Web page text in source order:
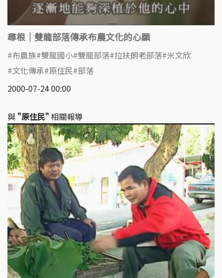
尋根｜雙龍部落傳承布農文化的心願
布農族 雙龍國小 雙龍部落 拉扶朗老部落 米文欣
文化傳承 原住民 部落
2000-07-24 00:00
與 "原住民" 相關報導